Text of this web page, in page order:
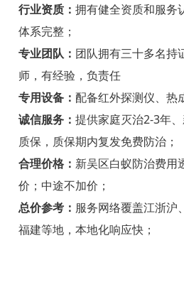
象山白蚁防治
温州白蚁防治
瑞安白蚁防治
乐清白蚁防治
龙港白蚁防治
永嘉白蚁防治
平阳白蚁防治
行业资质： 拥有健全资质和服务
体系完整；
专业团队： 团队拥有三十多名持
师，有经验，负责任
专用设备： 配备红外探测仪、热
诚信服务： 提供家庭灭治2-3年
质保，质保期内复发免费防治；
合理价格： 新吴区白蚁防治费用
价；中途不加价；
总价参考： 服务网络覆盖江浙沪
福建等地，本地化响应快；